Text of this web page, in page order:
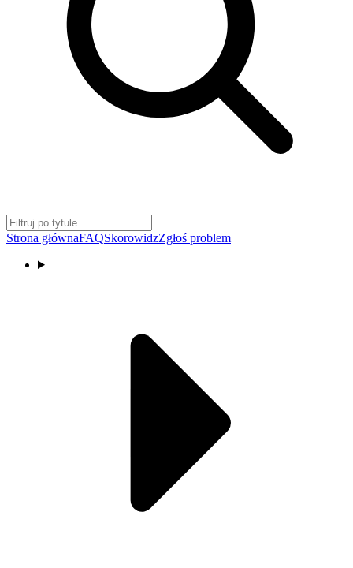
Strona głównaFAQSkorowidzZgłoś problem